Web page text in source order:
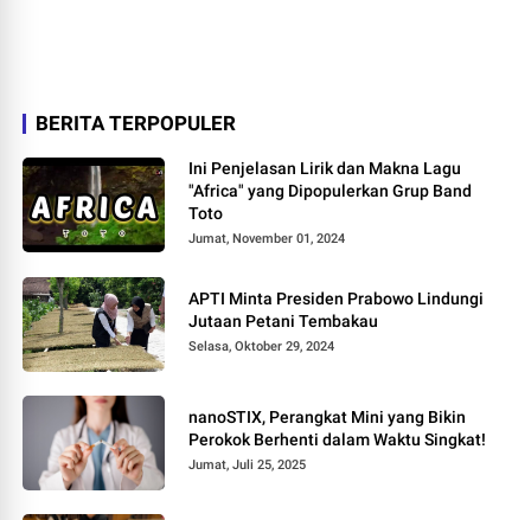
BERITA TERPOPULER
Ini Penjelasan Lirik dan Makna Lagu
"Africa" yang Dipopulerkan Grup Band
Toto
Jumat, November 01, 2024
APTI Minta Presiden Prabowo Lindungi
Jutaan Petani Tembakau
Selasa, Oktober 29, 2024
nanoSTIX, Perangkat Mini yang Bikin
Perokok Berhenti dalam Waktu Singkat!
Jumat, Juli 25, 2025